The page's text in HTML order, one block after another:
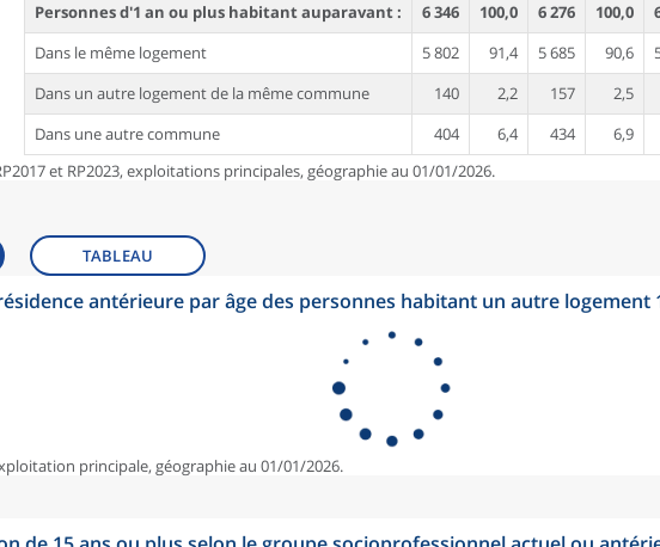
Personnes d'1 an ou plus habitant auparavant :
6 346 100,0 6 276 100,0
Dans le même logement
5 802 91,4 5 685 90,6
Dans un autre logement de la même commune
140 2,2 157 2,5
Dans une autre commune
404 6,4 434 6,9
et RP2023, exploitations principales, géographie au 01/01/2026.
TABLEAU
antérieure par âge des personnes habitant un autre logement
principale, géographie au 01/01/2026.